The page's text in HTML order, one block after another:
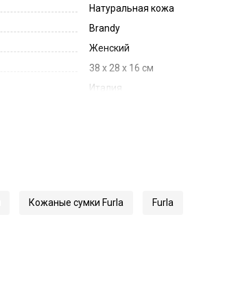
Натуральная кожа
Brandy
Женский
38 x 28 x 16 см
Италия
Кожаные сумки Furla Furla